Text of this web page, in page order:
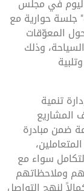
في مجلس
جلسة حوارية مع
المعوّقات
وذلك
تنمية
المشاريع
ضمن مبادرة
سواء مع
وملاحظاتهم